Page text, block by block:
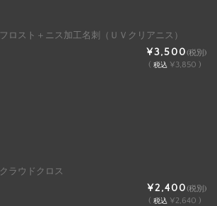
フロスト＋ニス加工名刺（ＵＶクリアニス）
¥3,500(税別)
( 税込 ¥3,850 )
クラウドクロス
¥2,400(税別)
( 税込 ¥2,640 )